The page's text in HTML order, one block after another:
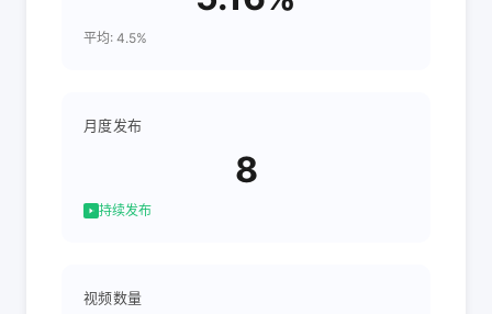
平均: 4.5%
月度发布
8
持续发布
视频数量